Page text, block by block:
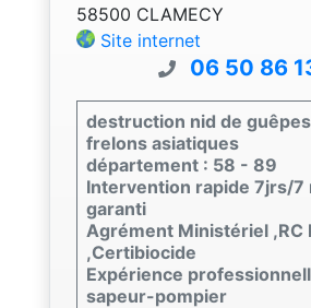
58500 CLAMECY
Site internet
06 50 86
destruction nid de
frelons asiatiques
département : 58 - 89
Intervention rapide 7jrs/7
garanti
Agrément Ministériel ,RC
,Certibiocide
Expérience
sapeur-pompier